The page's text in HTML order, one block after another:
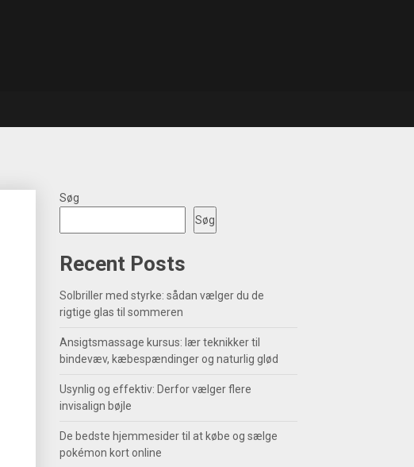
Søg
Søg
Recent Posts
Solbriller med styrke: sådan vælger du de
rigtige glas til sommeren
Ansigtsmassage kursus: lær teknikker til
bindevæv, kæbespændinger og naturlig glød
Usynlig og effektiv: Derfor vælger flere
invisalign bøjle
De bedste hjemmesider til at købe og sælge
pokémon kort online